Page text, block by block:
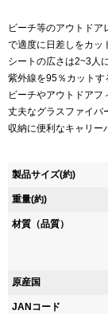
ビーチ等のアウトドア
で適度に日差しをカッ
シートの広さは2~3人
紫外線を95％カットす
ビーチやアウトドアフ
丈夫なグラスファイバ
収納に便利なキャリー
製品サイズ(約)
重量(約)
材質（品質）
原産国
JANコード